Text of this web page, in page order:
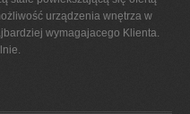
urządzenia wnętrza w
wymagajacego Klienta.